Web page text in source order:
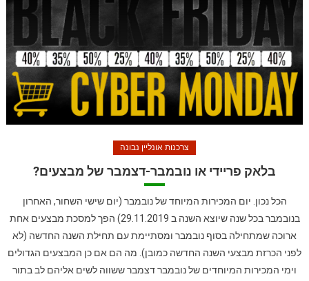
צרכנות אונליין נבונה
בלאק פריידי או נובמבר-דצמבר של מבצעים?
הכל נכון. יום המכירות המיוחד של נובמבר (יום שישי השחור, האחרון
בנובמבר בכל שנה שיוצא השנה ב 29.11.2019) הפך למסכת מבצעים אחת
ארוכה שמתחילה בסוף נובמבר ומסתיימת עם תחילת השנה החדשה (לא
לפני הכרזת מבצעי השנה החדשה כמובן). מה הם אם כן המבצעים הגדולים
וימי המכירות המיוחדים של נובמבר דצמבר ששווה לשים אליהם לב בתור